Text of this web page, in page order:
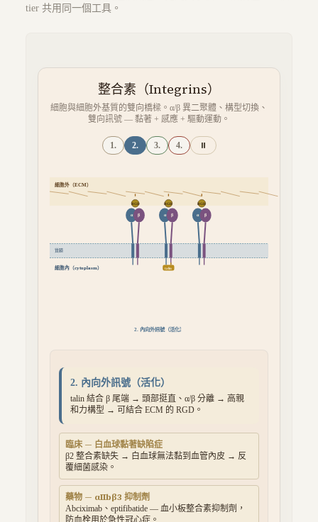
tier 共用同一個工具。
整合素（Integrins）
細胞與細胞外基質的雙向橋樑。α/β 異二聚體、構型切換、
雙向訊號 — 黏著 + 感應 + 驅動運動。
1. 2. 3. 4. ⏸
細胞外（ECM）
質膜
細胞內（cytoplasm）
β α
RGD
talin
β
3. 外向內訊號
2. 內向外訊號（活化）
talin 結合 β 尾端 → 頭部挺直、α/β 分離 → 高親
和力構型 → 可結合 ECM 的 RGD。
臨床 — 白血球黏著缺陷症
β2 整合素缺失 → 白血球無法黏到血管內皮 → 反
覆細菌感染。
藥物 — αIIbβ3 抑制劑
Abciximab、eptifibatide — 血小板整合素抑制劑，